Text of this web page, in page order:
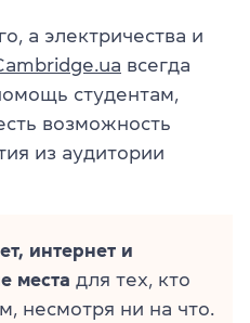
а электричества и
всегда
студентам,
возможность
из аудитории
интернет и
места для тех, кто
несмотря ни на что.